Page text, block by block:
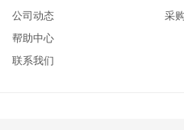
公司动态
帮助中心
联系我们
采